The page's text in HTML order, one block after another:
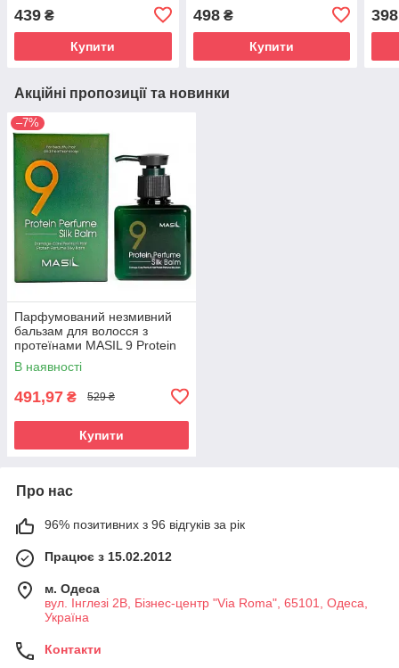
439 ₴
Купити
Types, 400ml
498₴
Купити
398
Акційні пропозиції та новинки
–7%
Парфумований незмивний
бальзам для волосся з
протеїнами MASIL 9 Protein
Perfume Silk Balm 180ml
В наявності
491,97 ₴ 529 ₴
Купити
Про нас
96% позитивних з 96 відгуків за рік
Працює з 15.02.2012
м. Одеса
вул. Інглезі 2В, Бізнес-центр "Via Roma", 65101, Одеса,
Україна
Контакти